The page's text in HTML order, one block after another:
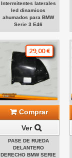
Intermitentes laterales
led dinamicos
ahumados para BMW
Serie 3 E46
29,00 €
Comprar
Ver
PASE DE RUEDA
DELANTERO
DERECHO BMW SERIE